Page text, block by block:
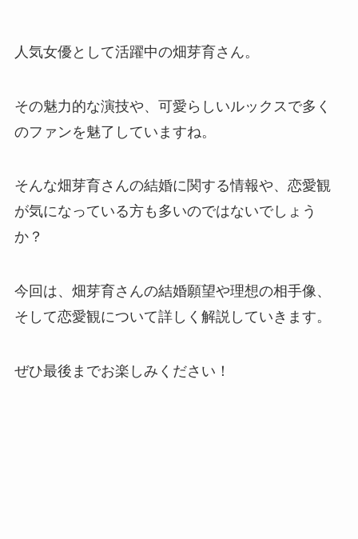
人気女優として活躍中の畑芽育さん。
その魅力的な演技や、可愛らしいルックスで多く
のファンを魅了していますね。
そんな畑芽育さんの結婚に関する情報や、恋愛観
が気になっている方も多いのではないでしょう
か？
今回は、畑芽育さんの結婚願望や理想の相手像、
そして恋愛観について詳しく解説していきます。
ぜひ最後までお楽しみください！